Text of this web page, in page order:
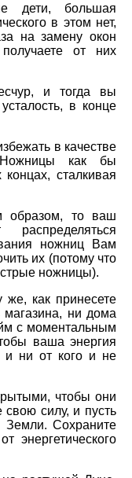
дети, большая
в этом нет,
на замену окон
от них
и тогда вы
в конце
в качестве
как бы
сталкивая
образом, то ваш
распределяться
ножниц Вам
их (потому что
ножницы).
же, как принесете
ни дома
с моментальным
ваша энергия
и ни от кого и не
чтобы они
силу, и пусть
Земли. Сохраните
энергетического